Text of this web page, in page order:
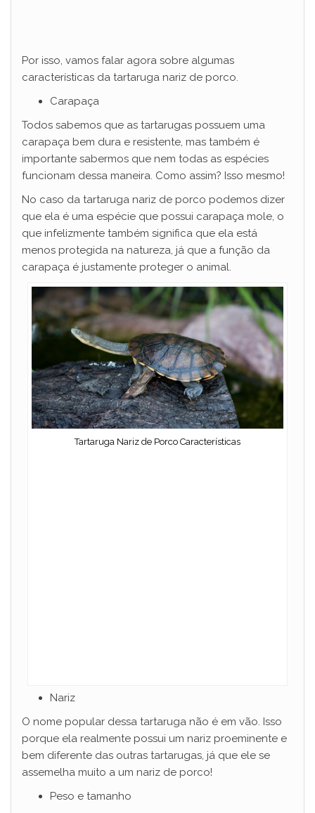
Por isso, vamos falar agora sobre algumas
características da tartaruga nariz de porco.
Carapaça
Todos sabemos que as tartarugas possuem uma
carapaça bem dura e resistente, mas também é
importante sabermos que nem todas as espécies
funcionam dessa maneira. Como assim? Isso mesmo!
No caso da tartaruga nariz de porco podemos dizer
que ela é uma espécie que possui carapaça mole, o
que infelizmente também significa que ela está
menos protegida na natureza, já que a função da
carapaça é justamente proteger o animal.
Tartaruga Nariz de Porco Características
Nariz
O nome popular dessa tartaruga não é em vão. Isso
porque ela realmente possui um nariz proeminente e
bem diferente das outras tartarugas, já que ele se
assemelha muito a um nariz de porco!
Peso e tamanho